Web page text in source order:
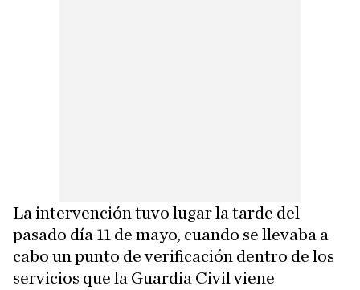
La intervención tuvo lugar la tarde del
pasado día 11 de mayo, cuando se llevaba a
cabo un punto de verificación dentro de los
servicios que la Guardia Civil viene